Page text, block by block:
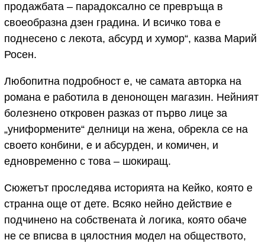
продажбата – парадоксално се превръща в
своеобразна дзен градина. И всичко това е
поднесено с лекота, абсурд и хумор“, казва Марий
Росен.
Любопитна подробност е, че самата авторка на
романа е работила в денонощен магазин. Нейният
болезнено откровен разказ от първо лице за
„униформените“ делници на жена, обрекла се на
своето конбини, е и абсурден, и комичен, и
едновременно с това – шокиращ.
Сюжетът проследява историята на Кейко, която е
странна още от дете. Всяко нейно действие е
подчинено на собствената ѝ логика, която обаче
не се вписва в цялостния модел на обществото,